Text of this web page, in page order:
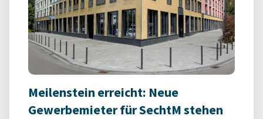
Meilenstein erreicht: Neue
Gewerbemieter für SechtM stehen